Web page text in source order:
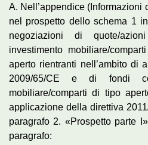
A. Nell’appendice (Informazioni
nel prospetto dello schema 1
negoziazioni di quote/
investimento mobiliare/
aperto rientranti nell’ambito di
2009/65/CE e di fondi
mobiliare/comparti di tipo
applicazione della direttiva
paragrafo 2. «Prospetto parte
paragrafo: